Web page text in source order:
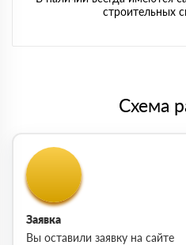
строительных
Схема
Заявка
Вы оставили заявку на сайте